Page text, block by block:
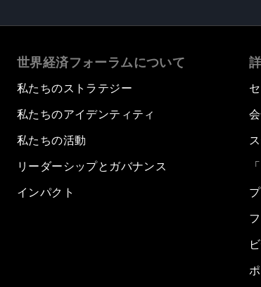
世界経済フォーラムについて
私たちのストラテジー
私たちのアイデンティティ
私たちの活動
リーダーシップとガバナンス
インパクト